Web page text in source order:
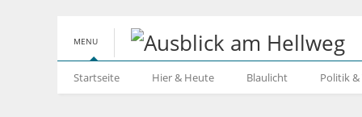
MENU
Startseite Hier & Heute Blaulicht Politik